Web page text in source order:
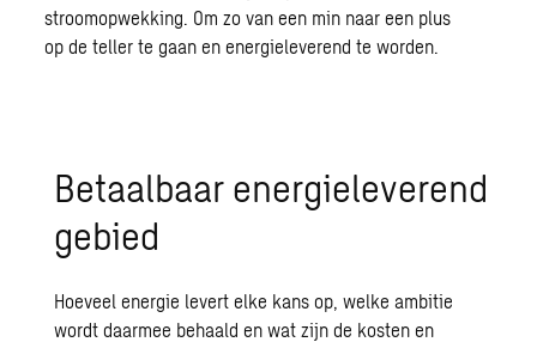
stroomopwekking. Om zo van een min naar een plus
op de teller te gaan en energieleverend te worden.
Betaalbaar energieleverend
gebied
Hoeveel energie levert elke kans op, welke ambitie
wordt daarmee behaald en wat zijn de kosten en